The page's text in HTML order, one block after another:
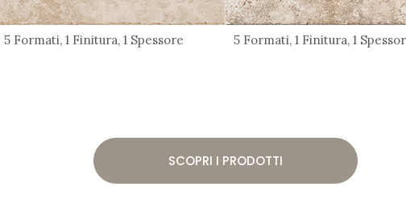
5 Formati, 1 Finitura, 1 Spessore 5 Formati, 1 Finitura, 1
SCOPRI I PRODOTTI